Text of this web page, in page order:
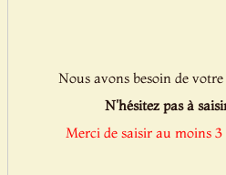
Nous avons besoin de
N'hésitez pas à
Merci de saisir au moins